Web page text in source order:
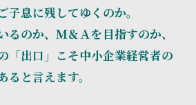
子息に残してゆくのか。
るのか、Ｍ＆Ａを目指すのか、
「出口」こそ中小企業経営者の
と言えます。